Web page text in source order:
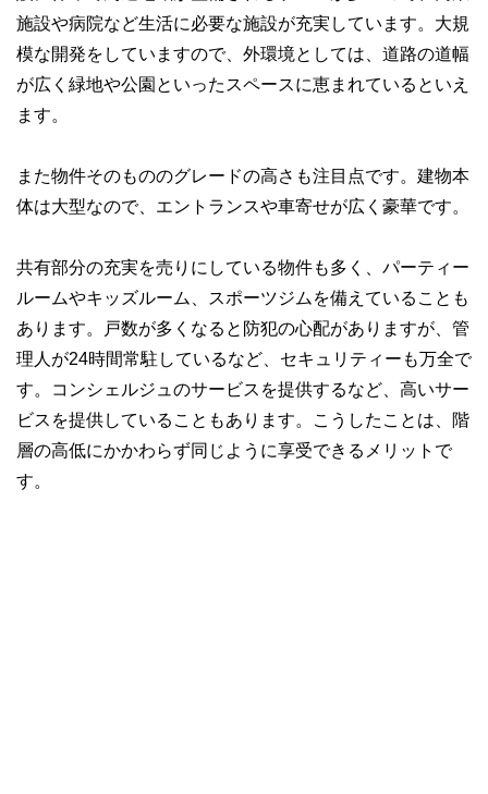
施設や病院など生活に必要な施設が充実しています。大規
模な開発をしていますので、外環境としては、道路の道幅
が広く緑地や公園といったスペースに恵まれているといえ
ます。
また物件そのもののグレードの高さも注目点です。建物本
体は大型なので、エントランスや車寄せが広く豪華です。
共有部分の充実を売りにしている物件も多く、パーティー
ルームやキッズルーム、スポーツジムを備えていることも
あります。戸数が多くなると防犯の心配がありますが、管
理人が24時間常駐しているなど、セキュリティーも万全で
す。コンシェルジュのサービスを提供するなど、高いサー
ビスを提供していることもあります。こうしたことは、階
層の高低にかかわらず同じように享受できるメリットで
す。